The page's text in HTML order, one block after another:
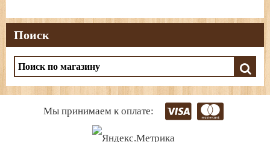
Поиск
Мы принимаем к оплате: